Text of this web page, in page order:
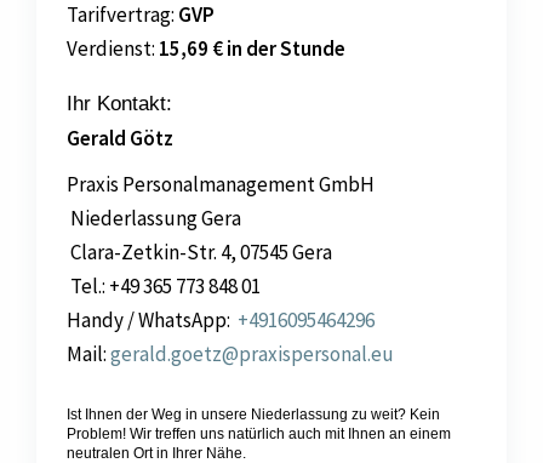
Tarifvertrag: GVP
Verdienst: 15,69 € in der Stunde
Ihr Kontakt:
Gerald Götz
Praxis Personalmanagement GmbH
Niederlassung Gera
Clara-Zetkin-Str. 4, 07545 Gera
Tel.: +49 365 773 848 01
Handy / WhatsApp: +4916095464296
Mail:gerald.goetz@praxispersonal.eu
Ist Ihnen der Weg in unsere Niederlassung zu weit? Kein
Problem! Wir treffen uns natürlich auch mit Ihnen an einem
neutralen Ort in Ihrer Nähe.